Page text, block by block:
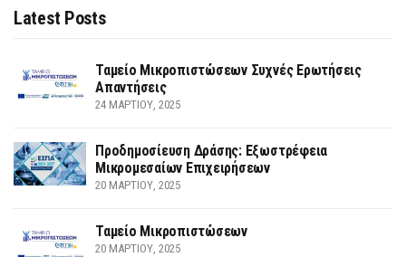
Latest Posts
Ταμείο Μικροπιστώσεων Συχνές Ερωτήσεις
Απαντήσεις
24 ΜΑΡΤΊΟΥ, 2025
Προδημοσίευση Δράσης: Εξωστρέφεια
Μικρομεσαίων Επιχειρήσεων
20 ΜΑΡΤΊΟΥ, 2025
Ταμείο Μικροπιστώσεων
20 ΜΑΡΤΊΟΥ, 2025